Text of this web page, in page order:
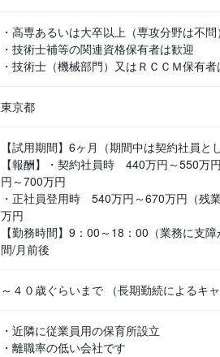
・高専あるいは大卒以上（専攻分野は不問）
・技術士補等の関連資格保有者は歓迎
・技術士（機械部門）又はＲＣＣＭ保
東京都
【試用期間】6ヶ月（期間中は契約社員
【報酬】・契約社員時 440万円～550
円～700万円
・正社員登用時 540万円～670万円（
万円
【勤務時間】9：00～18：00（業務に支
間/月前後
～４０歳ぐらいまで （長期勤続によるキ
・近隣に従業員用の保育所設立
・離職率の低い会社です